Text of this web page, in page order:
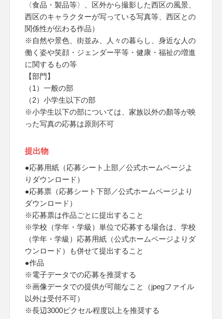
〈食品・製品等〉、区外から撮影した西区の風景、
西区のキャラクターが写っている写真等、西区との
関係性が伝わる作品）
※自然や景色、街並み、人々の暮らし、身近な人の
働く姿や笑顔・ジェンダー平等・健康・福祉の増進
に関するもの等
【部門】
（1）一般の部
（2）小学生以下の部
※小学生以下の部については、家族以外の顏等が映
った写真の応募は原則不可
提出物
●応募用紙（応募シート上部／公式ホームページよ
りダウンロード）
●応募票（応募シート下部／公式ホームページより
ダウンロード）
※応募票は作品ごとに提出すること
※学校（学年・学級）単位で応募する場合は、学校
（学年・学級）応募用紙（公式ホームページよりダ
ウンロード）も併せて提出すること
●作品
※電子データでの応募を推奨する
※画像データでの提供が可能なこと（jpegファイル
以外は受付不可）
※長辺3000ピクセル程度以上を推奨する